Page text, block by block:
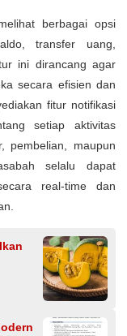
berbagai opsi
transfer uang,
ini dirancang agar
secara efisien dan
fitur notifikasi
setiap aktivitas
pembelian, maupun
selalu dapat
real-time dan